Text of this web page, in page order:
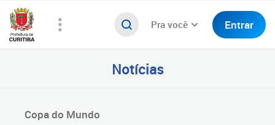
Pra você Entrar
Notícias
Copa do Mundo